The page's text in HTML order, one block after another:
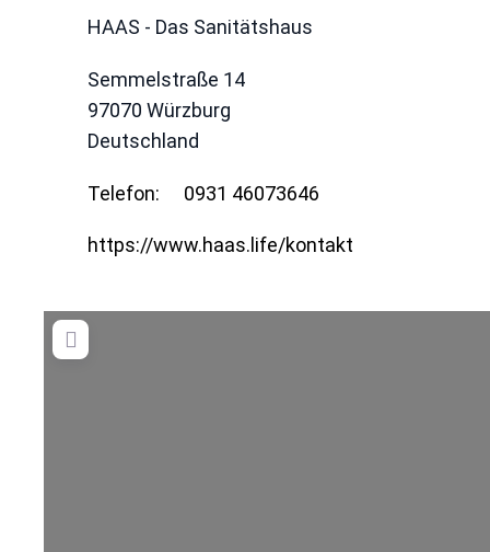
HAAS - Das Sanitätshaus
Semmelstraße 14
97070 Würzburg
Deutschland
Telefon: 0931 46073646
https://www.haas.life/kontakt